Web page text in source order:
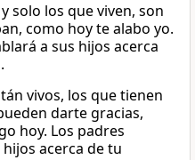
solo los que viven, son
como hoy te alabo yo.
a sus hijos acerca
vivos, los que tienen
darte gracias,
hoy. Los padres
acerca de tu